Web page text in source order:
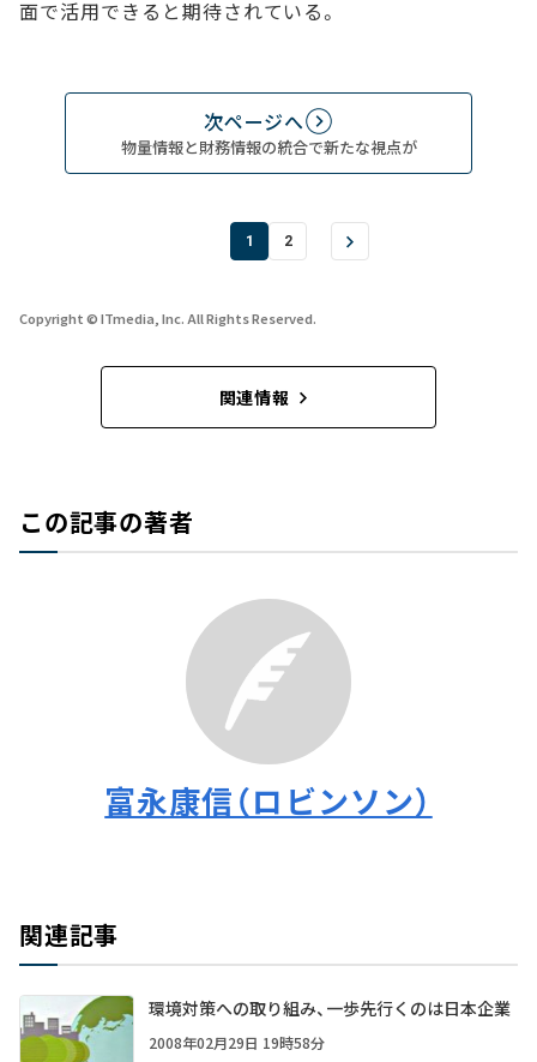
面で活用できると期待されている。
次ページへ
物量情報と財務情報の統合で新たな視点が
1 2
Copyright © ITmedia, Inc. All Rights Reserved.
関連情報
この記事の著者
富永康信（ロビンソン）
関連記事
環境対策への取り組み、一歩先行くのは日本企業
2008年02月29日 19時58分